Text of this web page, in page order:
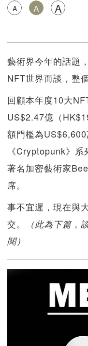
A A A
藝術界今年的話題
NFT世界而談，整
回顧本年度10大
US$2.47億（
額門檻為US$6,600
《Cryptopunk》
著名加密藝術家
席。
事不宜遲，現在與
交。
（此為下篇，
閱）